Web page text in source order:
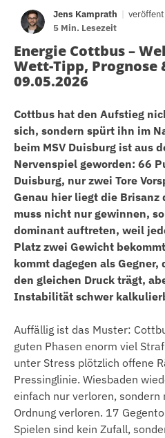
Jens Kamprath |
5 Min. Lesezeit
Energie Cottbus –
Wett-Tipp, Prognose
09.05.2026
Cottbus hat den Aufstieg
sich, sondern spürt ihn im
beim MSV Duisburg ist aus
Nervenspiel geworden: 66
Duisburg, nur zwei Tore
Genau hier liegt die Brisanz
muss nicht nur gewinnen,
dominant auftreten, weil
Platz zwei Gewicht
kommt dagegen als
den gleichen Druck trägt,
Instabilität schwer
Auffällig ist das Muster:
guten Phasen enorm viel
unter Stress plötzlich offene
Pressinglinie. Wiesbaden
einfach nur verloren, sondern
Ordnung verloren. 17
Spielen sind kein Zufall,